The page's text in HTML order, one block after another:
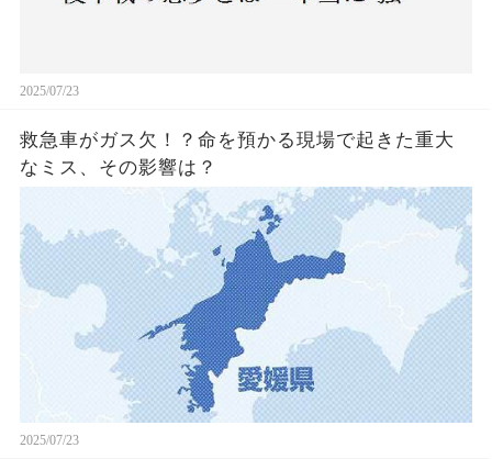
2025/07/23
救急車がガス欠！？命を預かる現場で起きた重大
なミス、その影響は？
2025/07/23